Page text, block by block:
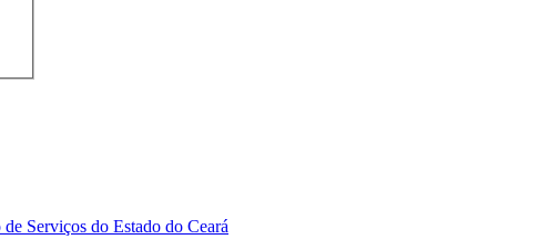
Serviços do Estado do Ceará